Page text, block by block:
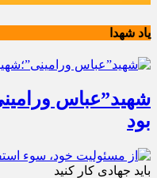
یاد شهدا
شهید”عباس
بود
باید جهادی کار کنید